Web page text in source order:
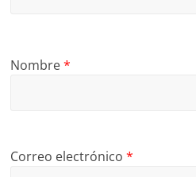
Nombre*
Correo electrónico*